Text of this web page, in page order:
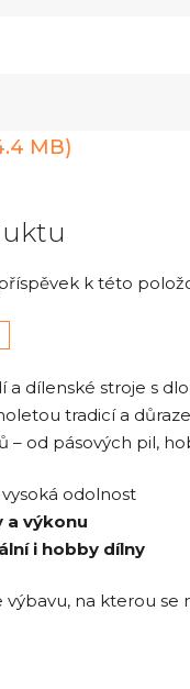
MB)
k této
dílenské stroje s
tradicí a
od pásových pil,
odolnost
a výkonu
i hobby dílny
výbavu, na kterou